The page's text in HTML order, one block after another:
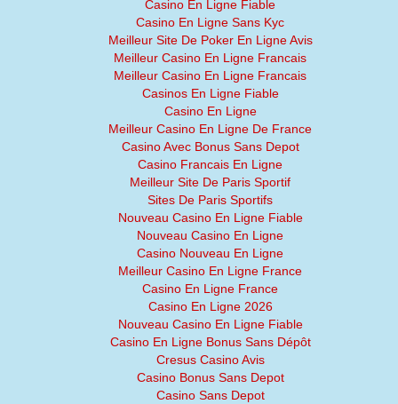
Casino En Ligne Fiable
Casino En Ligne Sans Kyc
Meilleur Site De Poker En Ligne Avis
Meilleur Casino En Ligne Francais
Meilleur Casino En Ligne Francais
Casinos En Ligne Fiable
Casino En Ligne
Meilleur Casino En Ligne De France
Casino Avec Bonus Sans Depot
Casino Francais En Ligne
Meilleur Site De Paris Sportif
Sites De Paris Sportifs
Nouveau Casino En Ligne Fiable
Nouveau Casino En Ligne
Casino Nouveau En Ligne
Meilleur Casino En Ligne France
Casino En Ligne France
Casino En Ligne 2026
Nouveau Casino En Ligne Fiable
Casino En Ligne Bonus Sans Dépôt
Cresus Casino Avis
Casino Bonus Sans Depot
Casino Sans Depot